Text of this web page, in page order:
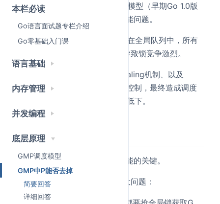
本栏必读
Go语言面试题专栏介绍
Go零基础入门课
语言基础
内存管理
并发编程
底层原理
GMP调度模型
GMP中P能否去掉
简要回答
详细回答
理论上P层可以去掉，退化成GM模型（早期Go 1.0版
本就是这样），但会带来严重性能问题。
去掉P后，所有goroutine只能放在全局队列中，所有
M都需要竞争全局锁来获取G，导致锁竞争激烈。
同时会失去本地缓存、work stealing机制、以及
GOMAXPROCS对并行度的精确控制，最终造成调度
效率大幅下降，多核CPU利用率低下。
详细回答
P层不能去掉，它是Go调度器性能的关键。
如果退化成GM模型，会产生四大问题：